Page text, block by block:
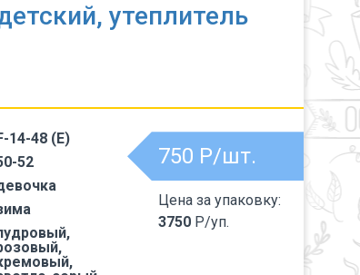
утеплитель
14-48 (Е)
52
750 Р/шт.
Цена за упаковку:
3750 Р/уп.